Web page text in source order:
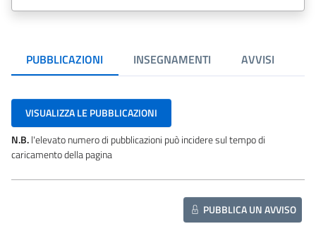
PUBBLICAZIONI INSEGNAMENTI AVVISI
VISUALIZZA LE PUBBLICAZIONI
N.B.l'elevato numero di pubblicazioni può incidere sul tempo di
caricamento della pagina
PUBBLICA UN AVVISO